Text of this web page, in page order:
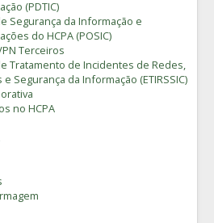
(PDTIC)
Segurança da Informação e
do HCPA (POSIC)
Terceiros
Tratamento de Incidentes de Redes,
e Segurança da Informação (ETIRSSIC)
no HCPA